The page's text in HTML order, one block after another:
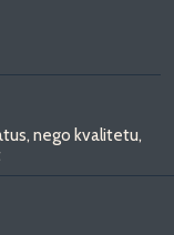
nego kvalitetu,